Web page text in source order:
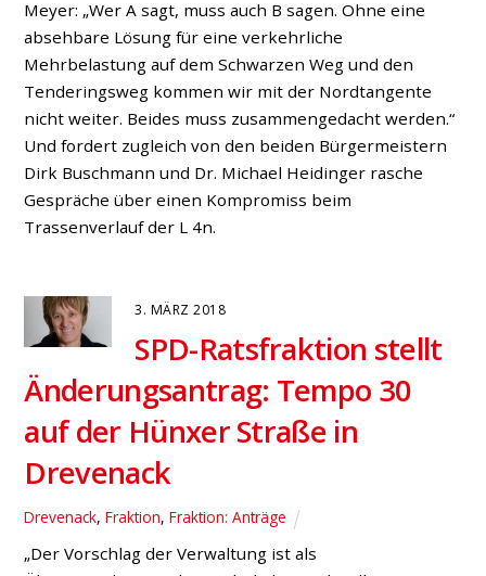
Landtagsabgeordnete Norbert Meesters. „Pünktlich zu
Weihnachten sind das wirklich gute Neuigkeiten für
viele Hünxer und Voerder, die den zu […]
19. OKTOBER 2016
Stephan Barske (SPD)
für eine „Verkehrskonferenz“:
Bruckhausen Bucholtwelmen
Fraktion: Anträge, Gartrop-Bühl, Hünxe,Hünxerwald,Kreis
Krudenburg, Land
„Wir wollen, dass alle zuständigen Behörden an ‚einen
Tisch kommen‘ und die Verantwortlichkeiten diskutiert
begründet der Hünxer SPD-Fraktionsvorsitzende
Stephan Barske einen Antrag für eine
überparteiliche „Verkehrskonferenz“. „Dies soll unter
Einbindung aller Fraktionen im Rat der Gemeinde